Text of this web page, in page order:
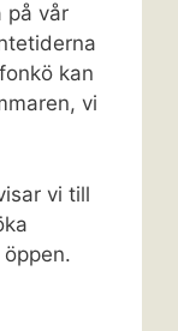
på vår
kan
vi
vi till